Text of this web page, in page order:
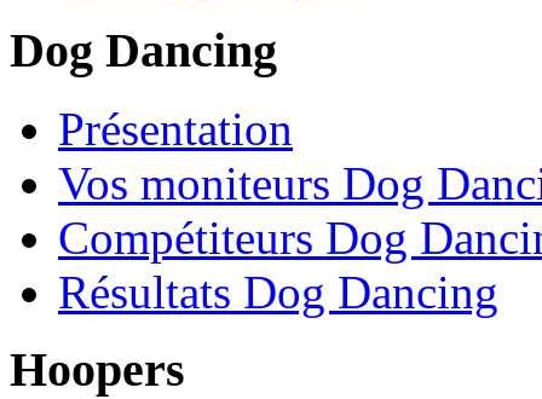
Dog Dancing
Présentation
Vos moniteurs Dog
Compétiteurs Dog
Résultats Dog Dancing
Hoopers